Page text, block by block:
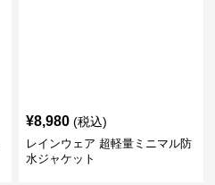
¥8,980 (税込)
レインウェア 超軽量ミニマル防
水ジャケット